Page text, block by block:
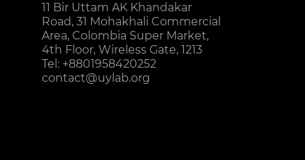
11 Bir Uttam AK Khandakar
Road, 31 Mohakhali Commercial
Area, Colombia Super Market,
4th Floor, Wireless Gate, 1213
Tel: +8801958420252
contact@uylab.org